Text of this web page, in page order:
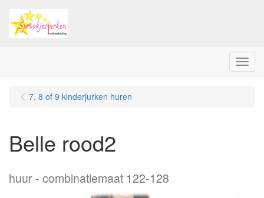
Menu
7, 8 of 9 kinderjurken huren
Belle rood2
huur combinatiemaat 122-128